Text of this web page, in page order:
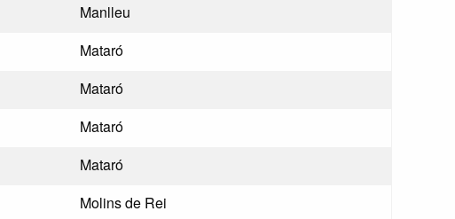
Manlleu
Mataró
Mataró
Mataró
Mataró
Molins de Rei